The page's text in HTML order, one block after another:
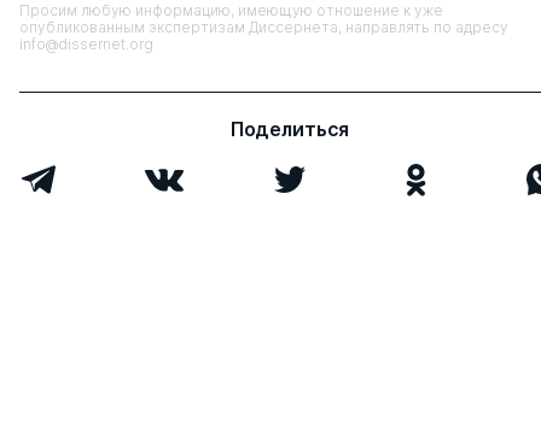
Просим любую информацию, имеющую отношение к уже
опубликованным экспертизам Диссернета, направлять по адресу
info@dissernet.org
Поделиться